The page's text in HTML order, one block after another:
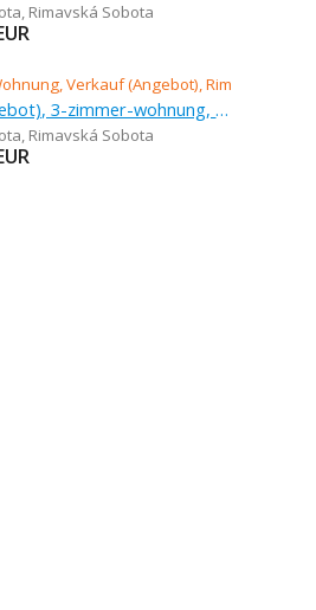
, Rimavská Sobota
Verkauf (Angebot), 3-zimmer-wohnung, 83 m
, Rimavská Sobota